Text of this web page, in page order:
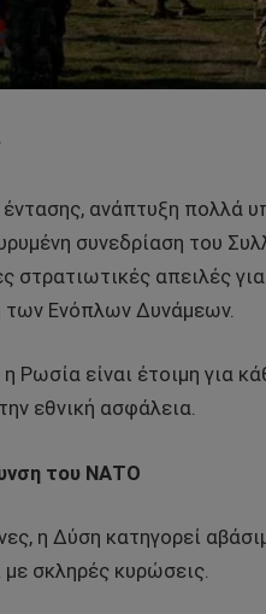
ανάπτυξη πολλά
συνεδρίαση του
στρατιωτικές απειλές
των Ενόπλων Δυνάμεων.
Ρωσία είναι έτοιμη για
εθνική ασφάλεια.
του ΝΑΤΟ
η Δύση κατηγορεί
με σκληρές κυρώσεις.